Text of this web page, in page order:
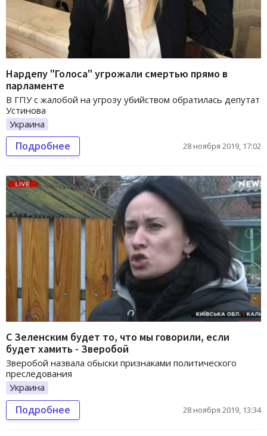
Нардепу "Голоса" угрожали смертью прямо в
парламенте
В ГПУ с жалобой на угрозу убийством обратилась депутат
Устинова
Украина
Подробнее 28 ноября 2019, 17:02
С Зеленским будет то, что мы говорили, если
будет хамить - Зверобой
Зверобой назвала обыски признаками политического
преследования
Украина
Подробнее 28 ноября 2019, 13:34